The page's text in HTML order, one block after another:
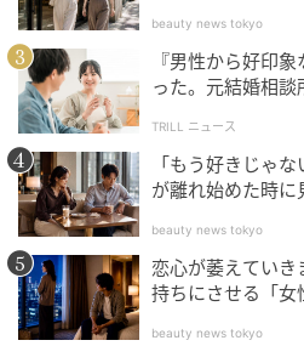
beauty news tokyo
『男性から好印
った。元結婚相談
TRILL ニュース
「もう好きじゃ
が離れ始めた時に
beauty news tokyo
恋心が萎えていき
持ちにさせる「女
beauty news tokyo